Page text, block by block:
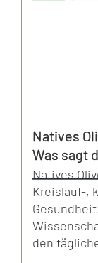
Natives
Was sagt
Natives
Kreislauf-,
den